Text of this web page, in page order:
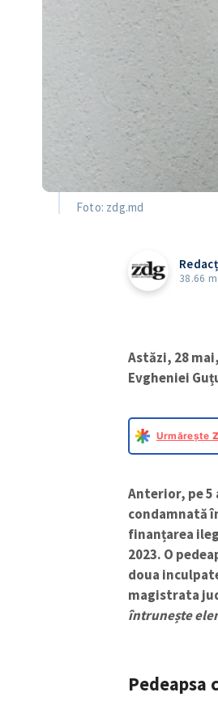
Foto: zdg.md
38.66
Astăzi, 28
Evgheniei
Urmărește
Anterior, pe 5
condamnată
finanțarea
2023. O
doua
magistrata
întrunește
Pedeapsa